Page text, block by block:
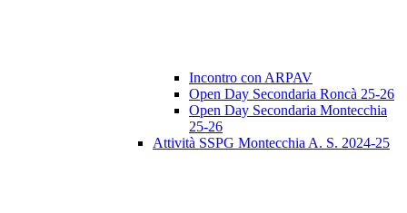
Incontro con ARPAV
Open Day Secondaria Roncà 25-26
Open Day Secondaria Montecchia
25-26
Attività SSPG Montecchia A. S. 2024-25